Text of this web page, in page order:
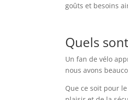
goûts et besoins
Quels
Un fan de vélo
nous avons
Que ce soit pour